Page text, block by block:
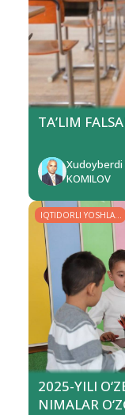
TA’LIM
Xudoyberdi
KOMILOV
IQTIDORLI YOSHLAR
– YURT KELAJAGI
2025-YILI
NIMALAR